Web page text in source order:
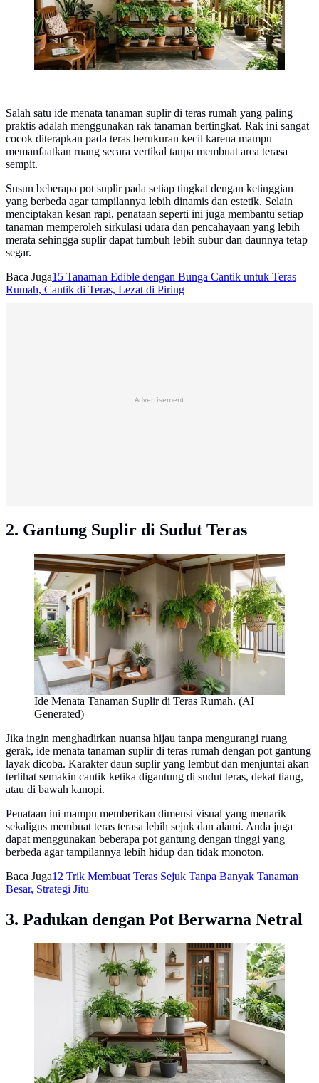
Salah satu ide menata tanaman suplir di teras rumah yang paling
praktis adalah menggunakan rak tanaman bertingkat. Rak ini sangat
cocok diterapkan pada teras berukuran kecil karena mampu
memanfaatkan ruang secara vertikal tanpa membuat area terasa
sempit.
Susun beberapa pot suplir pada setiap tingkat dengan ketinggian
yang berbeda agar tampilannya lebih dinamis dan estetik. Selain
menciptakan kesan rapi, penataan seperti ini juga membantu setiap
tanaman memperoleh sirkulasi udara dan pencahayaan yang lebih
merata sehingga suplir dapat tumbuh lebih subur dan daunnya tetap
segar.
Baca Juga15 Tanaman Edible dengan Bunga Cantik untuk Teras
Rumah, Cantik di Teras, Lezat di Piring
Advertisement
2. Gantung Suplir di Sudut Teras
Ide Menata Tanaman Suplir di Teras Rumah. (AI
Generated)
Jika ingin menghadirkan nuansa hijau tanpa mengurangi ruang
gerak, ide menata tanaman suplir di teras rumah dengan pot gantung
layak dicoba. Karakter daun suplir yang lembut dan menjuntai akan
terlihat semakin cantik ketika digantung di sudut teras, dekat tiang,
atau di bawah kanopi.
Penataan ini mampu memberikan dimensi visual yang menarik
sekaligus membuat teras terasa lebih sejuk dan alami. Anda juga
dapat menggunakan beberapa pot gantung dengan tinggi yang
berbeda agar tampilannya lebih hidup dan tidak monoton.
Baca Juga12 Trik Membuat Teras Sejuk Tanpa Banyak Tanaman
Besar, Strategi Jitu
3. Padukan dengan Pot Berwarna Netral